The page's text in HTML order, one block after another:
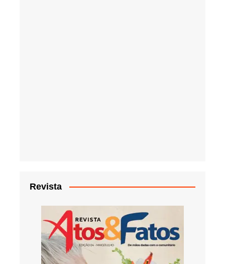
Revista